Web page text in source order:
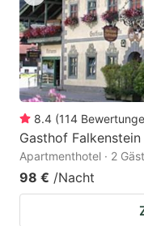
8.4 (114
Gasthof
Apartmenthotel · 2
98 € /Nacht